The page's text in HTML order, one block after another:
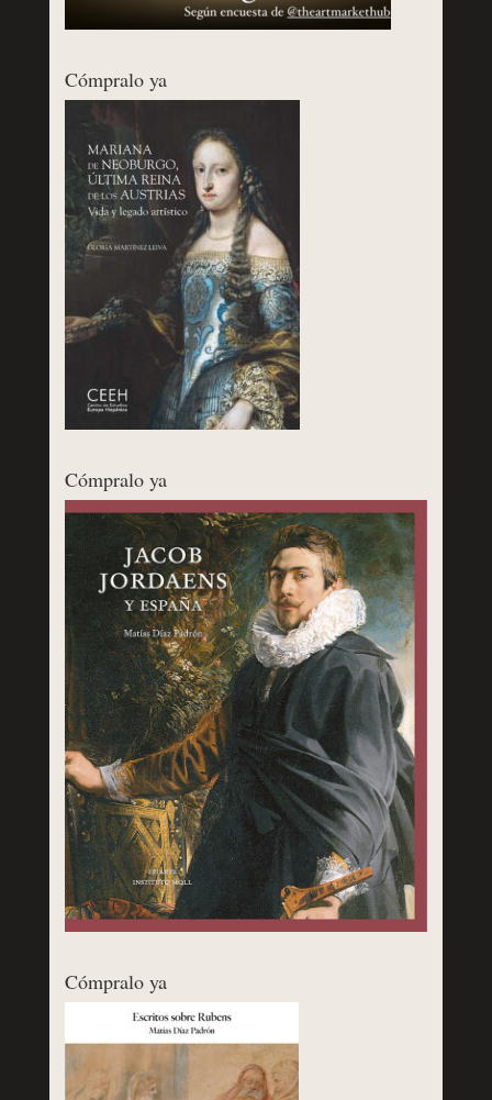
Cómpralo ya
Cómpralo ya
Cómpralo ya